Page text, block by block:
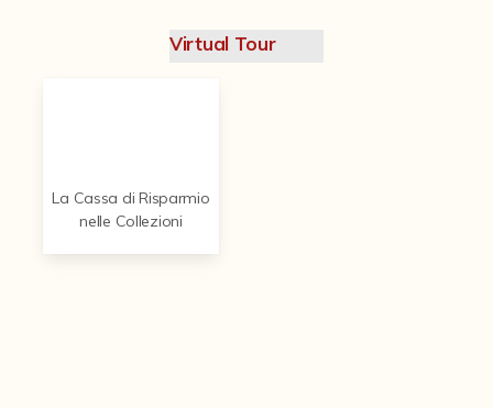
Virtual Tour
La Cassa di Risparmio
nelle Collezioni